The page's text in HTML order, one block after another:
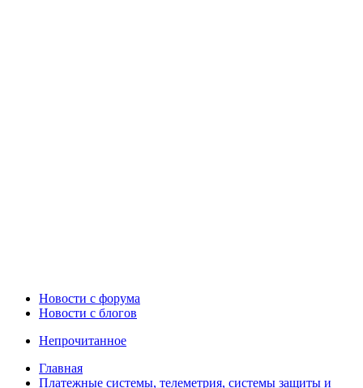
Новости c форума
Новости с блогов
Непрочитанное
Главная
Платежные системы, телеметрия, системы защиты и